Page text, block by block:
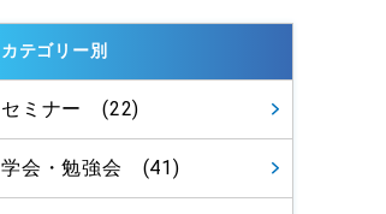
カテゴリー別
セミナー (22)
学会・勉強会 (41)